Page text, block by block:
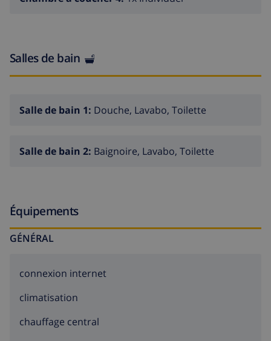
Salles de bain
Salle de bain 1: Douche, Lavabo, Toilette
Salle de bain 2: Baignoire, Lavabo, Toilette
Équipements
GÉNÉRAL
connexion internet
climatisation
chauffage central